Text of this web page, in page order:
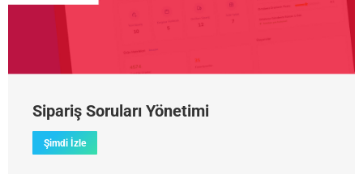
Sipariş Soruları Yönetimi
Şimdi İzle